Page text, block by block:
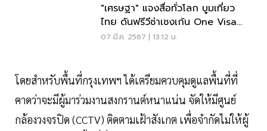
"เศรษฐา" แจงสื่อทั่วโลก บูมเที่ยว
ไทย ดันฟรีวีซ่าเชงเก้น One Visa
อาเซียน
07 มี.ค. 2567 | 13:12 น.
โดยสำหรับพื้นที่กรุงเทพฯ ได้เตรียมควบคุมดูแลพื้นที่ที่
คาดว่าจะมีผู้มาร่วมงานสงกรานต์หนาแน่น จัดให้มีศูนย์
กล้องวงจรปิด (CCTV) ติดตามเฝ้าสังเกต เพื่อจำกัดไม่ให้ผู้